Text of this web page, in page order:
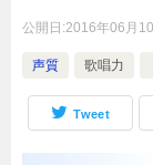
公開日:2016年06月
声質 歌唱力
Tweet